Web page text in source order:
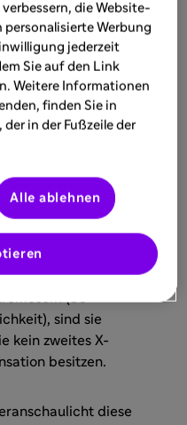
besteht eine 50-
, dass das Kind
der Mutter erbt.
X-Chromosom
erben
und können
sein.
vom Vater
der Mutter. Erben
sind sie
kein zweites X-
besitzen.
diese
die Website-
personalisierte Werbung
jederzeit
Sie auf den Link
Weitere Informationen
finden Sie in
in der Fußzeile der
Alle ablehnen